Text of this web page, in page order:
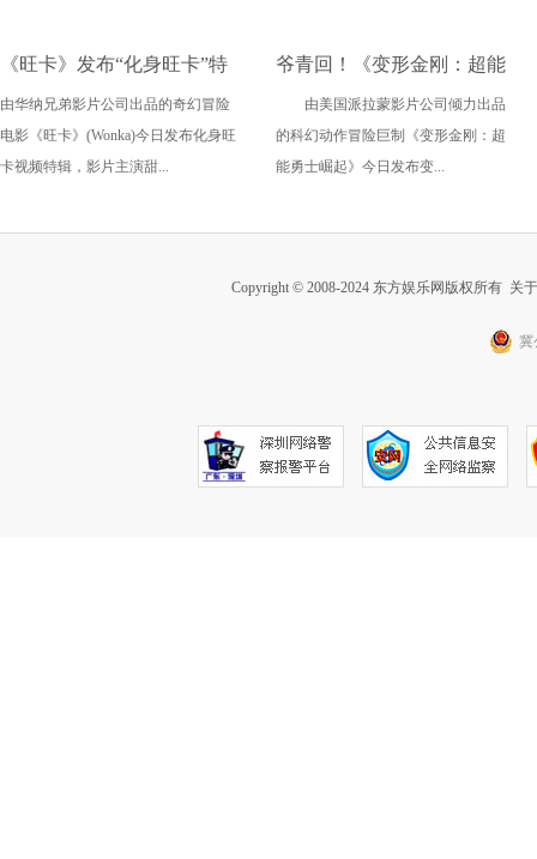
《旺卡》发布“化身旺卡”特
辑 甜茶温暖演绎阳光版巧克
力魔法师
由华纳兄弟影片公司出品的奇幻冒险
电影《旺卡》(Wonka)今日发布化身旺
卡视频特辑，影片主演甜...
爷青回！《变形金刚：超能
勇士崛起》新预告重现经典
口号沸腾热血
由美国派拉蒙影片公司倾力出品
的科幻动作冒险巨制《变形金刚：超
能勇士崛起》今日发布变...
Copyright © 2008-2024 东方娱乐网版权所有 关
冀